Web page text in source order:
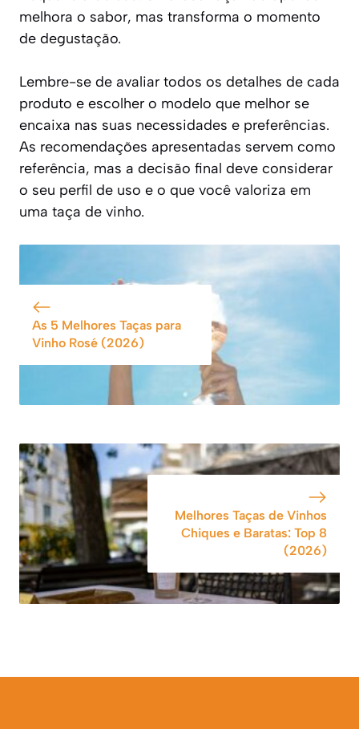
melhora o sabor, mas transforma o momento
de degustação.
Lembre-se de avaliar todos os detalhes de cada
produto e escolher o modelo que melhor se
encaixa nas suas necessidades e preferências.
As recomendações apresentadas servem como
referência, mas a decisão final deve considerar
o seu perfil de uso e o que você valoriza em
uma taça de vinho.
As 5 Melhores Taças para
Vinho Rosé (2026)
Melhores Taças de Vinhos
Chiques e Baratas: Top 8
(2026)